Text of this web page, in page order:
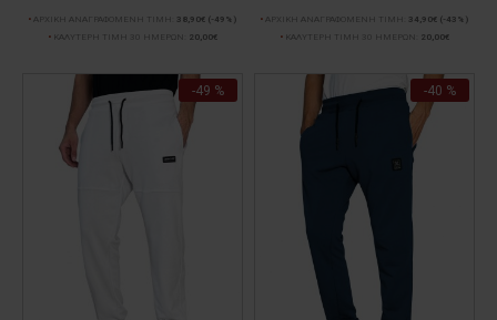
ΑΡΧΙΚΗ ΑΝΑΓΡΑΦΟΜΕΝΗ ΤΙΜΗ: 38,90€ (-49%)
ΚΑΛΥΤΕΡΗ ΤΙΜΗ 30 ΗΜΕΡΩΝ:
20,00€
ΑΡΧΙΚΗ ΑΝΑΓΡΑΦΟΜΕΝΗ ΤΙΜΗ: 34,90€ (-43%)
ΚΑΛΥΤΕΡΗ ΤΙΜΗ 30 ΗΜΕΡΩΝ:
20,00€
-49 % -40 %